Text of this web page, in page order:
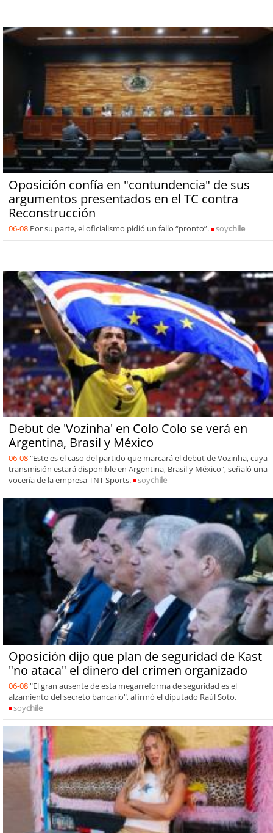
Oposición confía en "contundencia" de sus
argumentos presentados en el TC contra
Reconstrucción
06-08 Por su parte, el oficialismo pidió un fallo “pronto”. soychile
Debut de 'Vozinha' en Colo Colo se verá en
Argentina, Brasil y México
06-08 "Este es el caso del partido que marcará el debut de Vozinha, cuya
transmisión estará disponible en Argentina, Brasil y México", señaló una
vocería de la empresa TNT Sports.
soychile
Oposición dijo que plan de seguridad de Kast
"no ataca" el dinero del crimen organizado
06-08 "El gran ausente de esta megarreforma de seguridad es el
alzamiento del secreto bancario", afirmó el diputado Raúl Soto.
soychile